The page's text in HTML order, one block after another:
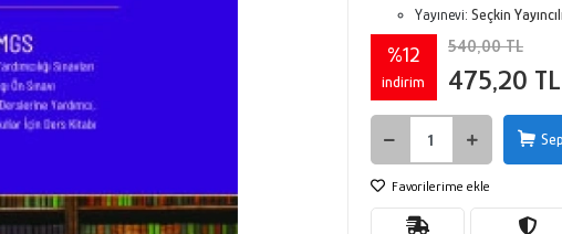
Yayınevi: Seçkin
%12
indirim
540,00 TL
475,20 TL
Favorilerime ekle